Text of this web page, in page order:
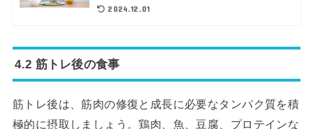
2024.12.01
4.2 筋トレ後の食事
筋トレ後は、筋肉の修復と成長に必要なタンパク質を積
極的に摂取しましょう。鶏肉、魚、豆腐、プロテインな